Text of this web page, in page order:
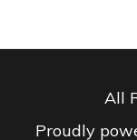
All
Proudly